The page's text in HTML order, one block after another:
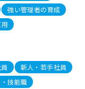
強い管理者の育成
新人・若手社員
技能職